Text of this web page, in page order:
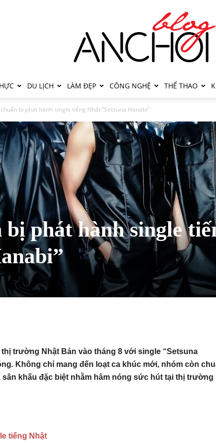
DU LỊCH LÀM ĐẸP CÔNG NGHỆ THỂ THAO
chuẩn bị phát hành single tiếng Nhật “Setsuna Hanabi”
phát hành single
trường Nhật Bản vào tháng 8 với single “Setsuna
Không chỉ mang đến loạt ca khúc mới, nhóm còn
khấu đặc biệt nhằm hâm nóng sức hút tại thị trường
tiếng Nhật